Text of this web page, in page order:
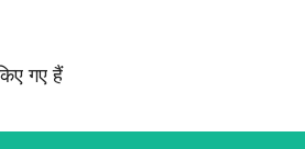
गए हैं